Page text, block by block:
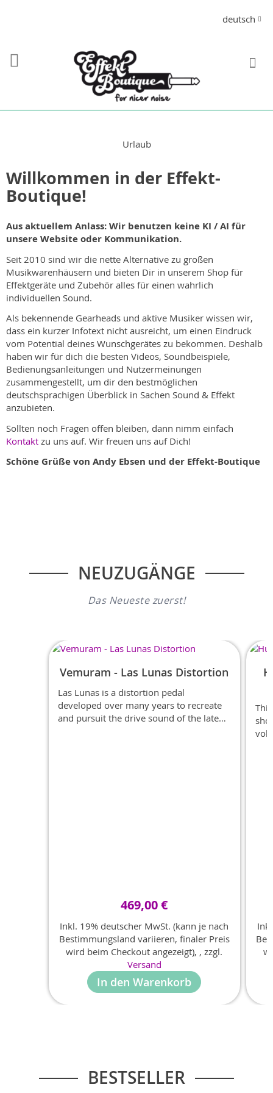
Sprache
deutsch
Urlaub
Willkommen in der Effekt-
Boutique!
Aus aktuellem Anlass: Wir benutzen keine KI / AI für
unsere Website oder Kommunikation.
Seit 2010 sind wir die nette Alternative zu großen
Musikwarenhäusern und bieten Dir in unserem Shop für
Effektgeräte und Zubehör alles für einen wahrlich
individuellen Sound.
Als bekennende Gearheads und aktive Musiker wissen wir,
dass ein kurzer Infotext nicht ausreicht, um einen Eindruck
vom Potential deines Wunschgerätes zu bekommen. Deshalb
haben wir für dich die besten Videos, Soundbeispiele,
Bedienungsanleitungen und Nutzermeinungen
zusammengestellt, um dir den bestmöglichen
deutschsprachigen Überblick in Sachen Sound & Effekt
anzubieten.
Sollten noch Fragen offen bleiben, dann nimm einfach
Kontakt zu uns auf. Wir freuen uns auf Dich!
Schöne Grüße von Andy Ebsen und der Effekt-Boutique
NEUZUGÄNGE
Das Neueste zuerst!
Vemuram - Las Lunas Distortion
Las Lunas is a distortion pedal
developed over many years to recreate
and pursuit the drive sound of the late
469,00 €
Inkl. 19% deutscher MwSt. (kann je nach
Bestimmungsland variieren, finaler Preis
wird beim Checkout angezeigt), ,zzgl.
Versand
In den Warenkorb
BESTSELLER